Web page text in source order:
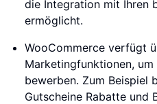
die Integration mit Ihren
ermöglicht.
WooCommerce verfügt
Marketingfunktionen,
bewerben. Zum Beispiel
Gutscheine Rabatte und